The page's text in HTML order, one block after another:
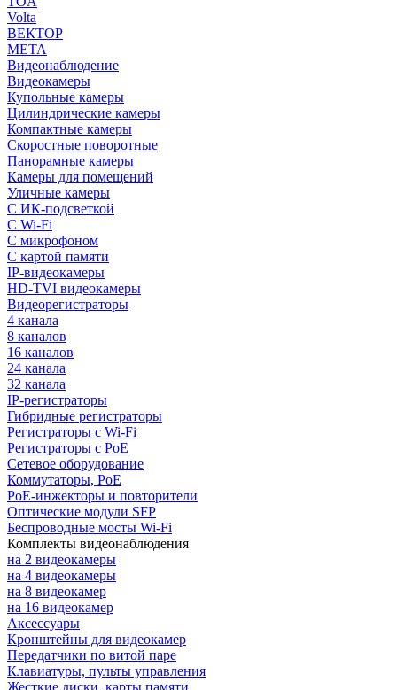
Volta
ВЕКТОР
МЕТА
Видеонаблюдение
Видеокамеры
Купольные камеры
Цилиндрические камеры
Компактные камеры
Скоростные поворотные
Панорамные камеры
Камеры для помещений
Уличные камеры
С ИК-подсветкой
С Wi-Fi
С микрофоном
С картой памяти
IP-видеокамеры
HD-TVI видеокамеры
Видеорегистраторы
4 канала
8 каналов
16 каналов
24 канала
32 канала
IP-регистраторы
Гибридные регистраторы
Регистраторы с Wi-Fi
Регистраторы с PoE
Сетевое оборудование
Коммутаторы, PoE
PoE-инжекторы и повторители
Оптические модули SFP
Беспроводные мосты Wi-Fi
Комплекты видеонаблюдения
на 2 видеокамеры
на 4 видеокамеры
на 8 видеокамер
на 16 видеокамер
Аксессуары
Кронштейны для видеокамер
Передатчики по витой паре
Клавиатуры, пульты управления
Жесткие диски, карты памяти